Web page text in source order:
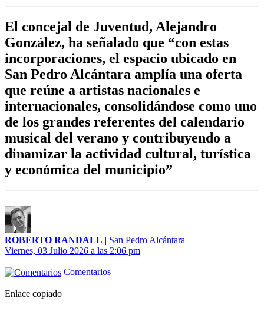
El concejal de Juventud, Alejandro
González, ha señalado que “con estas
incorporaciones, el espacio ubicado en
San Pedro Alcántara amplía una oferta
que reúne a artistas nacionales e
internacionales, consolidándose como uno
de los grandes referentes del calendario
musical del verano y contribuyendo a
dinamizar la actividad cultural, turística
y económica del municipio”
ROBERTO RANDALL | San Pedro Alcántara
Viernes, 03 Julio 2026 a las 2:06 pm
Comentarios
Enlace copiado